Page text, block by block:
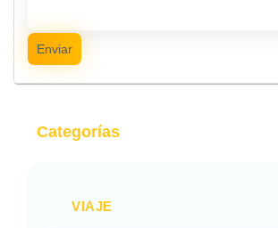
Enviar
Categorías
VIAJE